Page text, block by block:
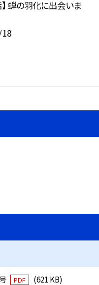
】 蝉の羽化に出会いま
PDF
(621 KB)